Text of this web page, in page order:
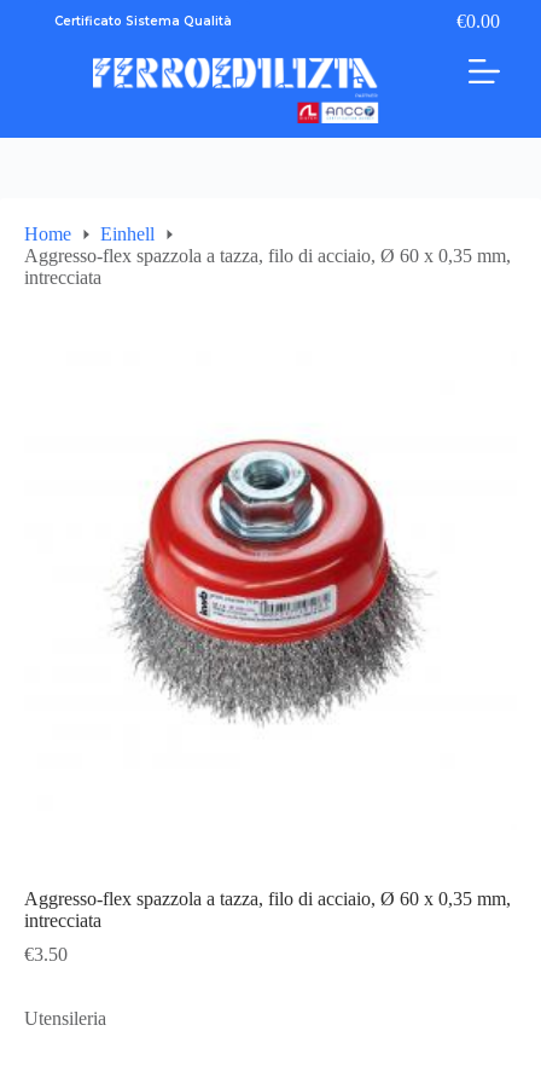
Certificato Sistema Qualità Carrello
€0.00
Home
Einhell
Aggresso-flex spazzola a tazza, filo di acciaio, Ø 60 x 0,35 mm,
intrecciata
Aggresso-flex spazzola a tazza, filo di acciaio, Ø 60 x 0,35 mm,
intrecciata
€3.50
Utensileria